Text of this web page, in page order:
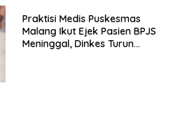
Praktisi Medis Puskesmas
Malang Ikut Ejek Pasien BPJS
Meninggal, Dinkes Turun